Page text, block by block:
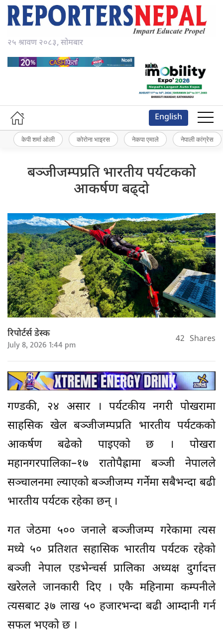
२५ श्रावण २०८३, सोमबार
English
केपी शर्मा ओली कोरोना भाइरस नेकपा एमाले नेपाली कांग्रेस
बञ्जीजम्पप्रति भारतीय पर्यटकको
आकर्षण बढ्दो
रिपोर्टर्स डेस्क
July 8, 2026 1:44 pm 42 Shares
गण्डकी, २४ असार । पर्यटकीय नगरी पोखरामा
साहसिक खेल बञ्जीजम्पप्रति भारतीय पर्यटकको
आकर्षण बढेको पाइएको छ । पोखरा
महानगरपालिका–१७ रातोपैह्रामा बञ्जी नेपालले
सञ्चालनमा ल्याएको बञ्जीजम्प गर्नेमा सबैभन्दा बढी
भारतीय पर्यटक रहेका छन् ।
गत जेठमा ५०० जनाले बञ्जीजम्प गरेकामा त्यस
मध्ये ५० प्रतिशत सहासिक भारतीय पर्यटक रहेको
बञ्जी नेपाल एडभेन्चर्स प्रालिका अध्यक्ष दुर्गादत्त
खरेलले जानकारी दिए । एकै महिनामा कम्पनीले
त्यसबाट ३७ लाख ५० हजारभन्दा बढी आम्दानी गर्न
सफल भएको छ ।